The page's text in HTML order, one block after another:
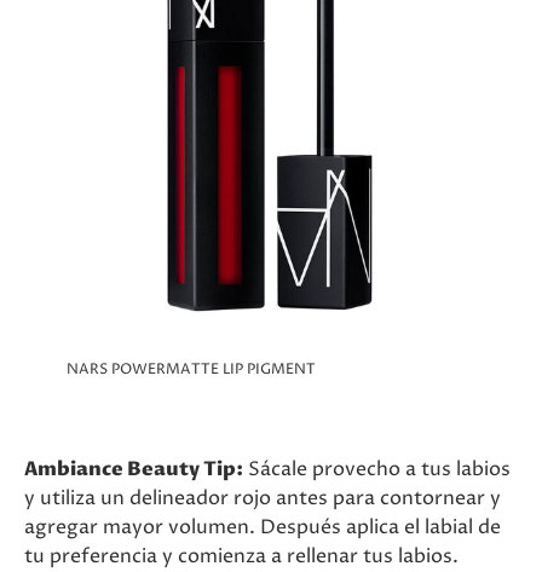
NARS POWERMATTE LIP PIGMENT
Ambiance Beauty Tip: Sácale provecho a tus labios
y utiliza un delineador rojo antes para contornear y
agregar mayor volumen. Después aplica el labial de
tu preferencia y comienza a rellenar tus labios.